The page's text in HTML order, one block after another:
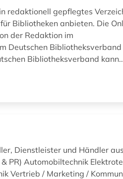
redaktionell gepflegtes
Bibliotheken anbieten. Die
der Redaktion im
Deutschen
Bibliotheksverband
Dienstleister und Händler aus
PR) Automobiltechnik
Vertrieb / Marketing /